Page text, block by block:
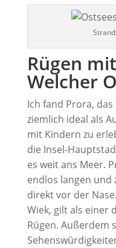
Rügen
Welcher
Ich fand Prora,
ziemlich ideal als
mit Kindern zu
die Insel-
es weit ans Meer.
endlos langen
direkt vor der
Wiek, gilt als einer
Rügen. Außerdem